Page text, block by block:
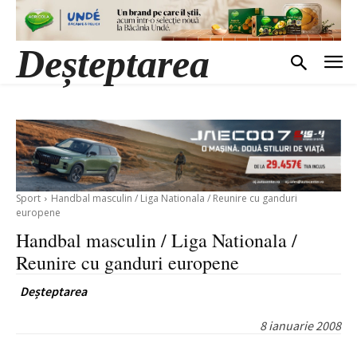
Deșteptarea
Sport
Handbal masculin / Liga Nationala / Reunire cu ganduri
europene
Handbal masculin / Liga Nationala /
Reunire cu ganduri europene
Deșteptarea
8 ianuarie 2008